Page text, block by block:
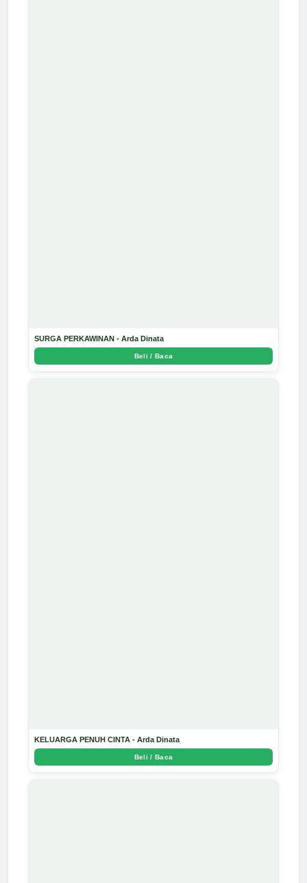
SURGA PERKAWINAN - Arda Dinata
Beli / Baca
KELUARGA PENUH CINTA - Arda Dinata
Beli / Baca